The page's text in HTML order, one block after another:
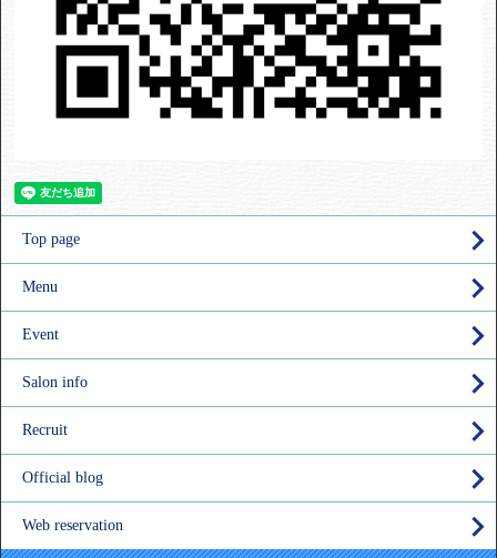
Top page
Menu
Event
Salon info
Recruit
Official blog
Web reservation